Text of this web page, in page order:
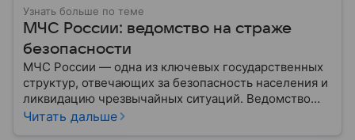
Узнать больше по теме
МЧС России: ведомство на страже
безопасности
МЧС России — одна из ключевых государственных
структур, отвечающих за безопасность населения и
ликвидацию чрезвычайных ситуаций. Ведомство
играет важную роль в защите граждан от
Читать дальше